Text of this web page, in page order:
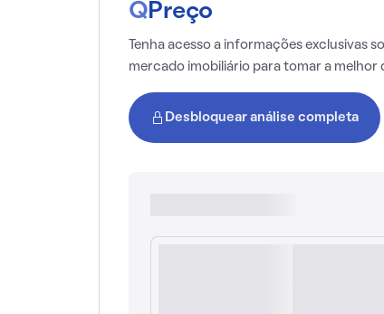
Q Preço
Tenha acesso a informações exclusivas
mercado imobiliário para tomar a melhor
Desbloquear análise completa